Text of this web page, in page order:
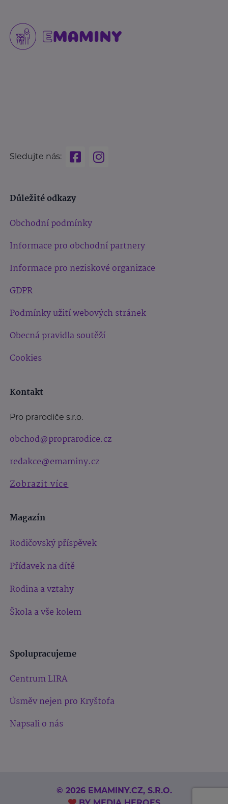
Sledujte nás:
Důležité odkazy
Obchodní podmínky
Informace pro obchodní partnery
Informace pro neziskové organizace
GDPR
Podmínky užití webových stránek
Obecná pravidla soutěží
Cookies
Kontakt
Pro prarodiče s.r.o.
obchod@proprarodice.cz
redakce@emaminy.cz
Zobrazit více
Magazín
Rodičovský příspěvek
Přídavek na dítě
Rodina a vztahy
Škola a vše kolem
Spolupracujeme
Centrum LIRA
Úsměv nejen pro Kryštofa
Napsali o nás
© 2026 EMAMINY.CZ, S.R.O.